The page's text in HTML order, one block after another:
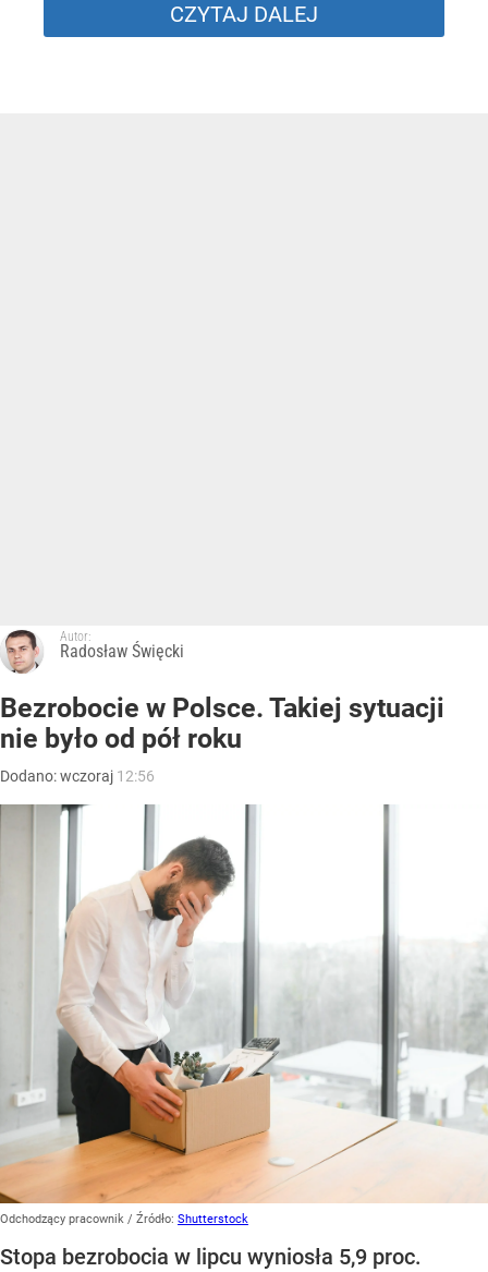
CZYTAJ DALEJ
Autor:
Radosław Święcki
Bezrobocie w Polsce. Takiej sytuacji
nie było od pół roku
Dodano:wczoraj 12:56
Odchodzący pracownik / Źródło: Shutterstock
Stopa bezrobocia w lipcu wyniosła 5,9 proc.